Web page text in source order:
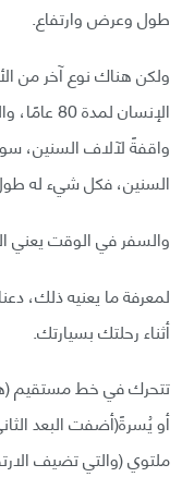
طول وعرض وارتفاع.
ولكن هناك نوع آخر من
الإنسان
واقفةً لآلاف السنين،
السنين، فكل شيء له
والسفر في الوقت يعني
لمعرفة ما يعنيه ذلك،
أثناء رحلتك بسيارتك.
تتحرك في خط مستقيم
أو يُسرةً(أضفت البعد
ملتوي (والتي تضيف